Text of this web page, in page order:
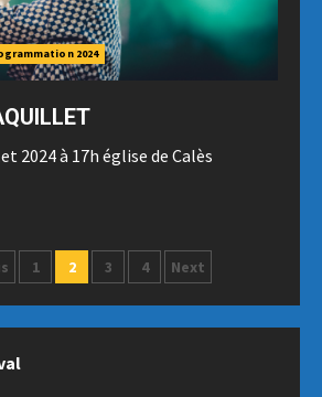
2024
2024 à 17h église de Calès
1 2 3 4 Next